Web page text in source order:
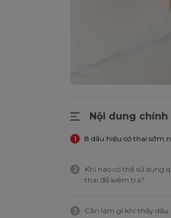
Nội dung chính
1 8 dấu hiệu có thai sớm
2
Khi nào có thể sử dụng
thai để kiểm tra?
3
Cần làm gì khi thấy dấu